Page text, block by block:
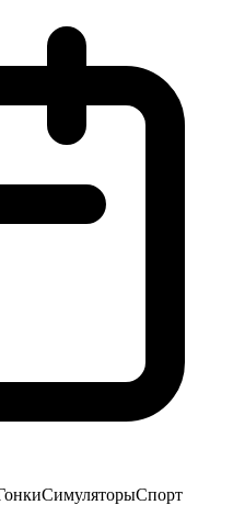
СимуляторыСпорт